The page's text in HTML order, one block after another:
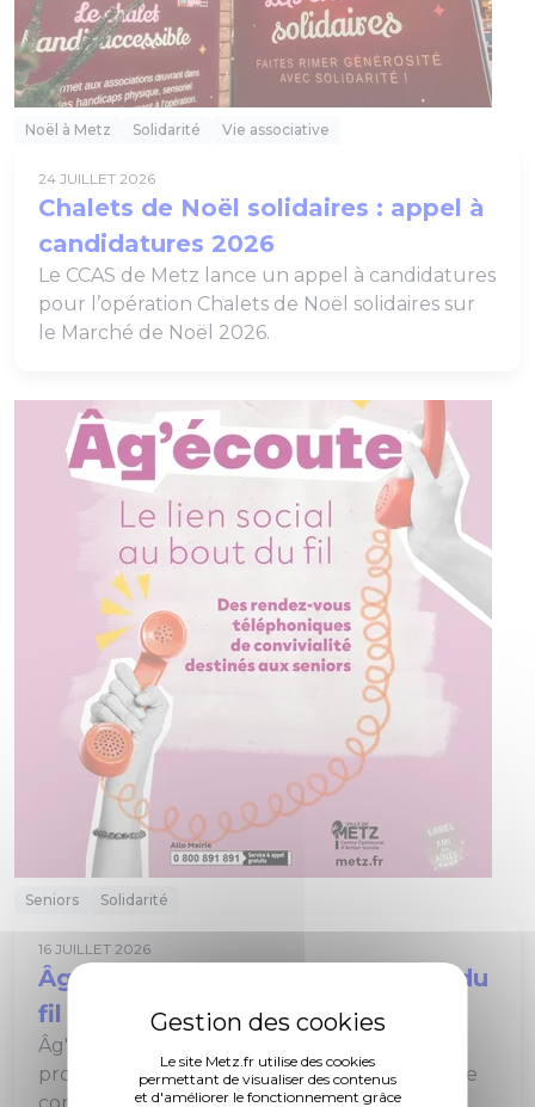
Le site Metz.fr utilise des cookies
permettant de visualiser des contenus
et d'améliorer le fonctionnement grâce
Noël à Metz Solidarité Vie associative
24 JUILLET 2026
Chalets de Noël solidaires : appel à
candidatures 2026
Le CCAS de Metz lance un appel à candidatures
pour l’opération Chalets de Noël solidaires sur
le Marché de Noël 2026.
Seniors Solidarité
16 JUILLET 2026
Âg'écoute : le lien social au bout du
fil
Âg'écoute est un service du CCAS de Metz
proposant des rendez-vous téléphoniques de